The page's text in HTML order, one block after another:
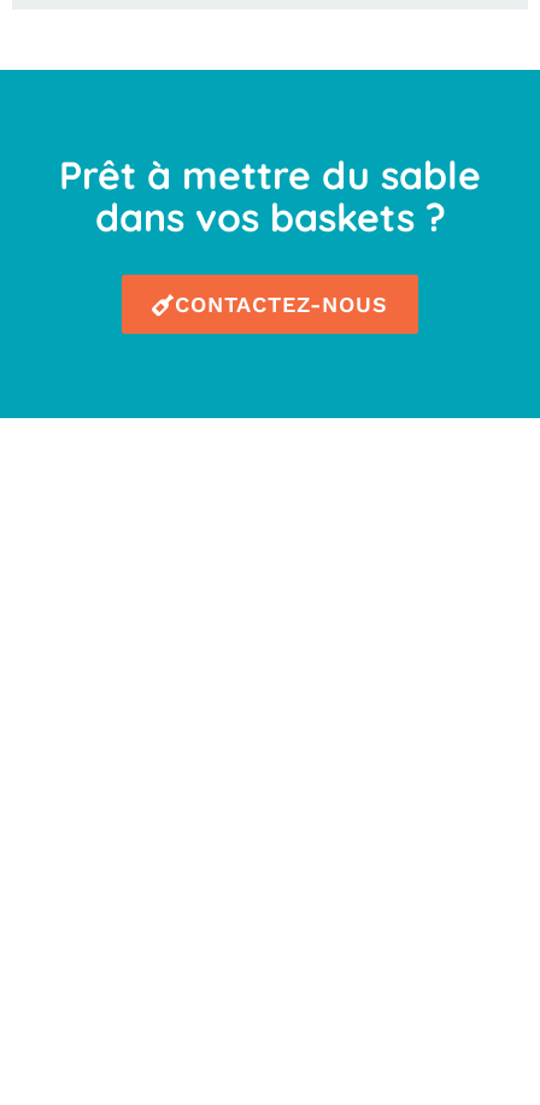
Prêt à mettre du sable
dans vos baskets ?
CONTACTEZ-NOUS